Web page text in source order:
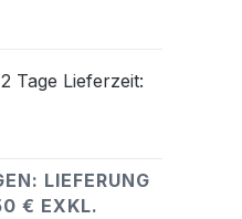
Tage Lieferzeit:
LIEFERUNG
€ EXKL.